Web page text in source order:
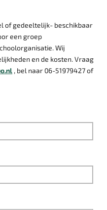
of gedeeltelijk- beschikbaar
een groep
Wij
en de kosten. Vraag
, bel naar 06-51979427 of